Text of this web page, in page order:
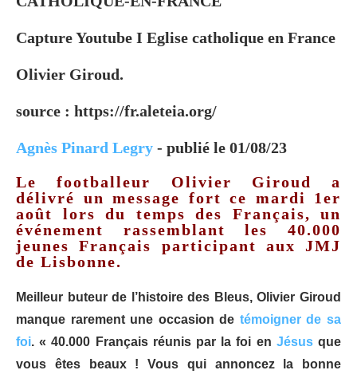
Capture Youtube I Eglise catholique en France
Olivier Giroud.
source : https://fr.aleteia.org/
Agnès Pinard Legry - publié le 01/08/23
Le footballeur Olivier Giroud a
délivré un message fort ce mardi 1er
août lors du temps des Français, un
événement rassemblant les 40.000
jeunes Français participant aux JMJ
de Lisbonne.
Meilleur buteur de l’histoire des Bleus, Olivier Giroud
manque rarement une occasion de témoigner de sa
foi. « 40.000 Français réunis par la foi en Jésusque
vous êtes beaux ! Vous qui annoncez la bonne